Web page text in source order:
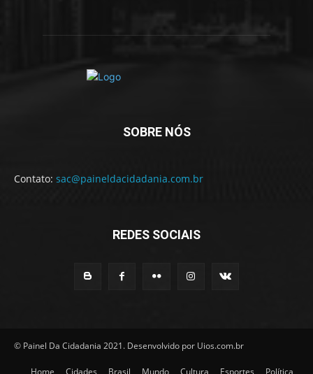
SOBRE NÓS
Contato: sac@paineldacidadania.com.br
REDES SOCIAIS
© Painel Da Cidadania 2021. Desenvolvido por Uios.com.br